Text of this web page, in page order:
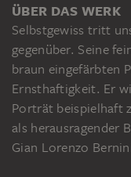
ÜBER DAS WERK
Selbstgewiss tritt
gegenüber. Seine
braun eingefärbten
Ernsthaftigkeit. Er
Porträt beispielhaft
als herausragender
Gian Lorenzo